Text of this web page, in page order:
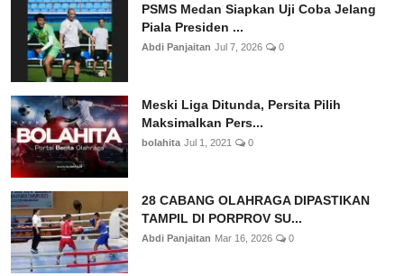
PSMS Medan Siapkan Uji Coba Jelang
Piala Presiden ...
Abdi Panjaitan Jul 7, 2026 0
Meski Liga Ditunda, Persita Pilih
Maksimalkan Pers...
bolahita Jul 1, 2021 0
28 CABANG OLAHRAGA DIPASTIKAN
TAMPIL DI PORPROV SU...
Abdi Panjaitan Mar 16, 2026 0